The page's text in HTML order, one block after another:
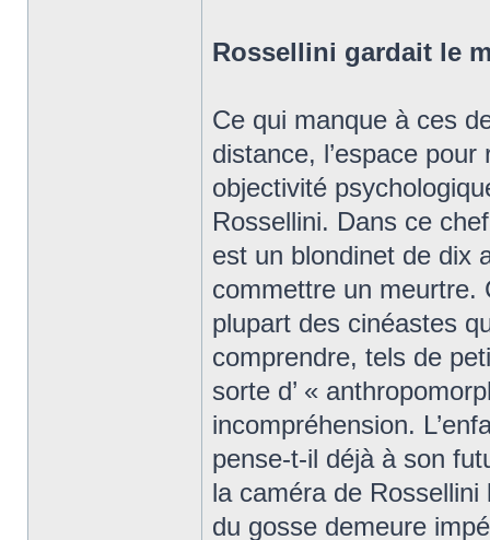
Rossellini gardait le
Ce qui manque à ces
distance, l’espace pour
objectivité
Rossellini. Dans ce
est un blondinet de dix
commettre un meurtre.
plupart des cinéastes
comprendre, tels de
sorte d’ «
incompréhension.
pense-t-il déjà à son
la caméra de
du gosse demeure